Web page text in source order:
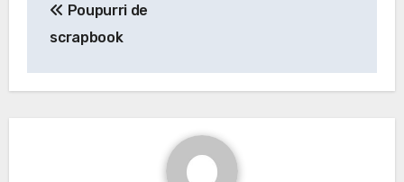
de
Poupurri de
scrapbook